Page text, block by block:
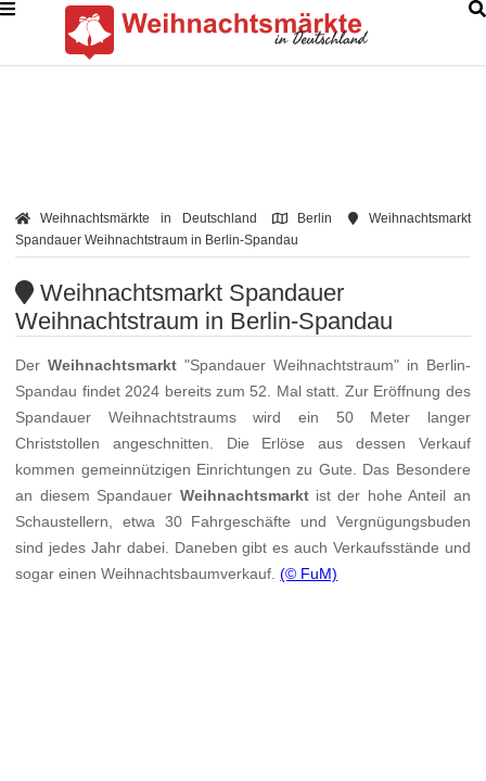
Weihnachtsmärkte in Deutschland Berlin
Weihnachtsmarkt
Spandauer Weihnachtstraum in Berlin-Spandau
Weihnachtsmarkt Spandauer
Weihnachtstraum in Berlin-Spandau
DerWeihnachtsmarkt "Spandauer Weihnachtstraum" in Berlin-
Spandau findet 2024 bereits zum 52. Mal statt. Zur Eröffnung des
Spandauer Weihnachtstraums wird ein 50 Meter langer
Christstollen angeschnitten. Die Erlöse aus dessen Verkauf
kommen gemeinnützigen Einrichtungen zu Gute. Das Besondere
an diesem Spandauer Weihnachtsmarktist der hohe Anteil an
Schaustellern, etwa 30 Fahrgeschäfte und Vergnügungsbuden
sind jedes Jahr dabei. Daneben gibt es auch Verkaufsstände und
sogar einen Weihnachtsbaumverkauf.(© FuM)